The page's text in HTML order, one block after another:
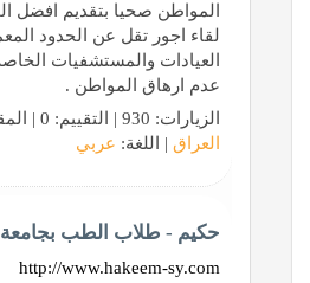
المواطن صحيا بتقديم افضل
لقاء اجور تقل عن الحدود
العيادات والمستشفيات
عدم ارهاق المواطن .
الزيارات: 930 | التقييم: 0 | المقيّمين: 0 | الدولة:
العراق | اللغة: عربي
حكيم - طلاب الطب
http://www.hakeem-sy.com